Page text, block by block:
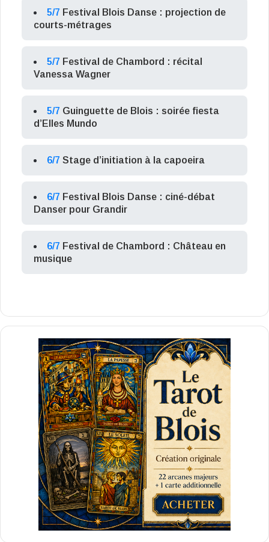
5/7 Festival Blois Danse : projection de
courts-métrages
5/7 Festival de Chambord : récital
Vanessa Wagner
5/7 Guinguette de Blois : soirée fiesta
d’Elles Mundo
6/7 Stage d’initiation à la capoeira
6/7 Festival Blois Danse : ciné-débat
Danser pour Grandir
6/7 Festival de Chambord : Château en
musique